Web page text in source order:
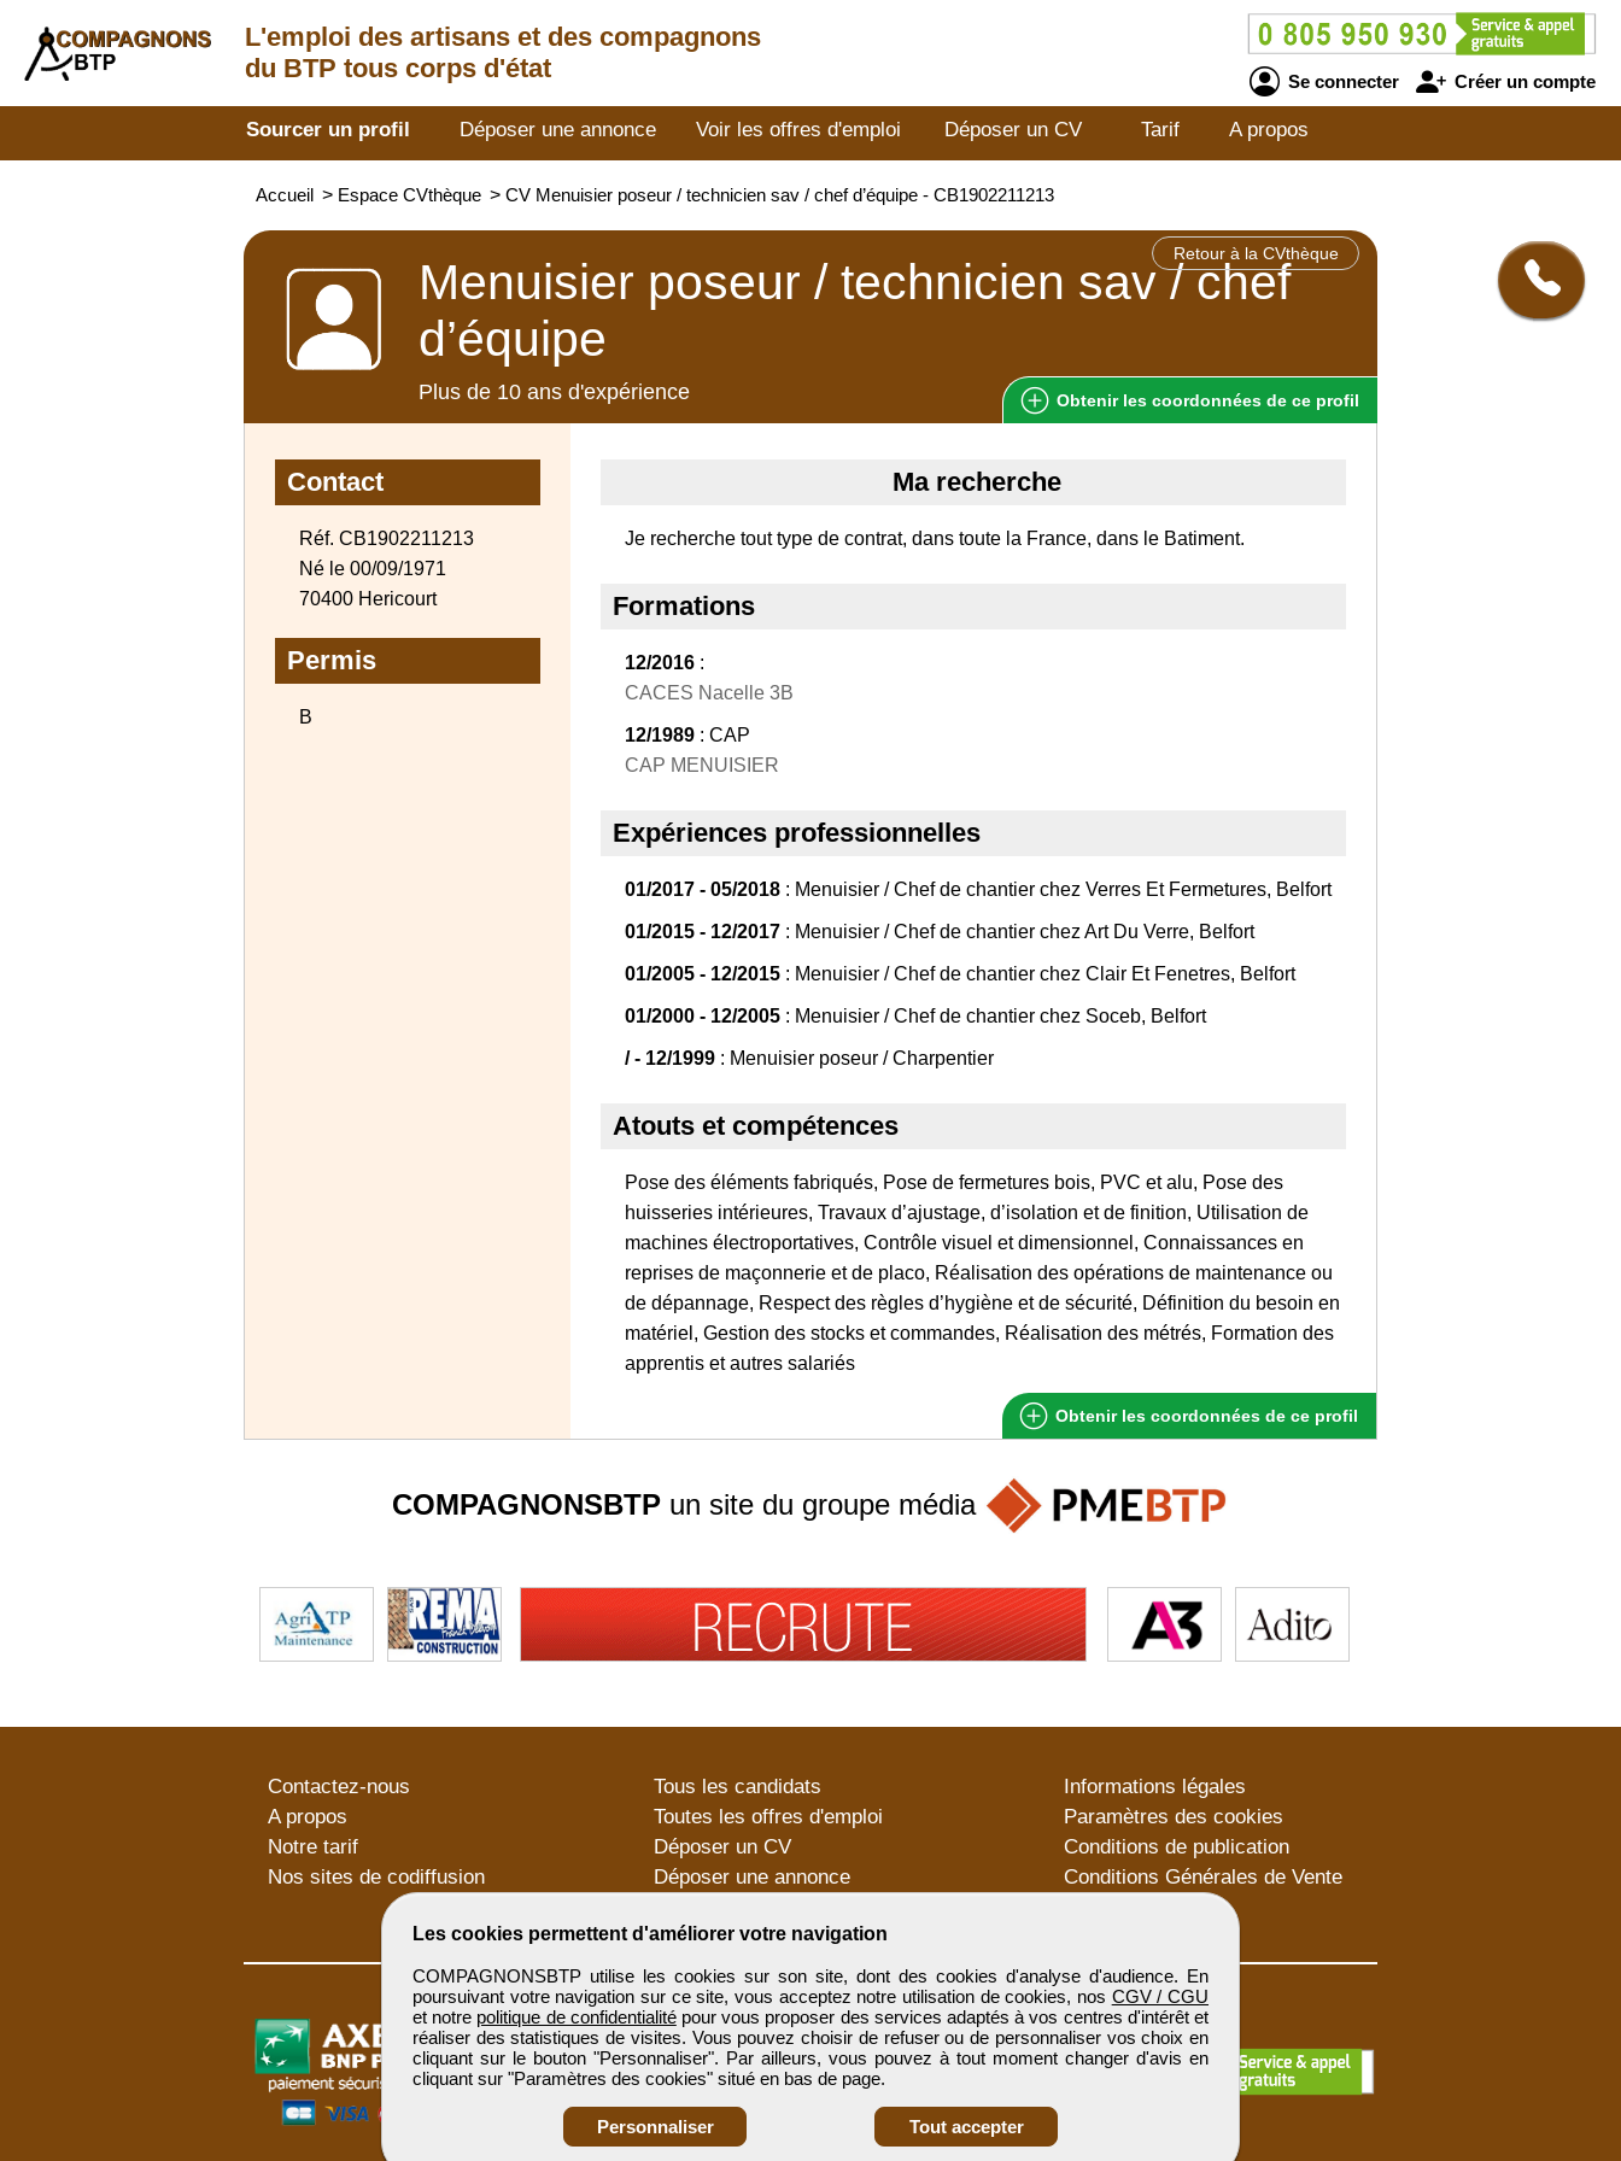
L'emploi des artisans et des compagnons
du BTP tous corps d'état
Se connecter Créer un compte
Sourcer un profil Déposer une annonce Voir les offres d'emploi Déposer un CV Tarif A propos
Accueil > Espace CVthèque > CV Menuisier poseur / technicien sav / chef d’équipe - CB1902211213
Retour à la CVthèque
Menuisier poseur / technicien sav / chef
d’équipe
Plus de 10 ans d'expérience Obtenir les coordonnées de ce profil
Contact
Réf. CB1902211213
Né le 00/09/1971
70400 Hericourt
Permis
B
Ma recherche
Je recherche tout type de contrat, dans toute la France, dans le Batiment.
Formations
12/2016 :
CACES Nacelle 3B
12/1989 : CAP
CAP MENUISIER
Expériences professionnelles
01/2017 - 05/2018 : Menuisier / Chef de chantier chez Verres Et Fermetures, Belfort
01/2015 - 12/2017 : Menuisier / Chef de chantier chez Art Du Verre, Belfort
01/2005 - 12/2015 : Menuisier / Chef de chantier chez Clair Et Fenetres, Belfort
01/2000 - 12/2005 : Menuisier / Chef de chantier chez Soceb, Belfort
/ - 12/1999 : Menuisier poseur / Charpentier
Atouts et compétences
Pose des éléments fabriqués, Pose de fermetures bois, PVC et alu, Pose des
huisseries intérieures, Travaux d’ajustage, d’isolation et de finition, Utilisation de
machines électroportatives, Contrôle visuel et dimensionnel, Connaissances en
reprises de maçonnerie et de placo, Réalisation des opérations de maintenance ou
de dépannage, Respect des règles d’hygiène et de sécurité, Définition du besoin en
matériel, Gestion des stocks et commandes, Réalisation des métrés, Formation des
apprentis et autres salariés
Obtenir les coordonnées de ce profil
Les cookies permettent d'améliorer votre navigation
COMPAGNONSBTP utilise les cookies sur son site, dont des cookies d'analyse d'audience. En
poursuivant votre navigation sur ce site, vous acceptez notre utilisation de cookies, nos CGV / CGU
et notre politique de confidentialitépour vous proposer des services adaptés à vos centres d'intérêt et
réaliser des statistiques de visites. Vous pouvez choisir de refuser ou de personnaliser vos choix en
cliquant sur le bouton "Personnaliser". Par ailleurs, vous pouvez à tout moment changer d'avis en
cliquant sur "Paramètres des cookies" situé en bas de page.
Personnaliser Tout accepter
COMPAGNONSBTP un site du groupe média
Contactez-nous
A propos
Notre tarif
Nos sites de codiffusion
Tous les candidats
Toutes les offres d'emploi
Déposer un CV
Déposer une annonce
Informations légales
Paramètres des cookies
Conditions de publication
Conditions Générales de Vente